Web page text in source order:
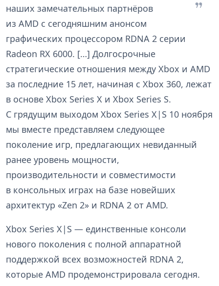
наших замечательных партнёров
из AMD с сегодняшним анонсом
графических процессором RDNA 2 серии
Radeon RX 6000. […] Долгосрочные
стратегические отношения между Xbox и AMD
за последние 15 лет, начиная с Xbox 360, лежат
в основе Xbox Series X и Xbox Series S.
С грядущим выходом Xbox Series X|S 10 ноября
мы вместе представляем следующее
поколение игр, предлагающих невиданный
ранее уровень мощности,
производительности и совместимости
в консольных играх на базе новейших
архитектур «Zen 2» и RDNA 2 от AMD.
Xbox Series X|S — единственные консоли
нового поколения с полной аппаратной
поддержкой всех возможностей RDNA 2,
которые AMD продемонстрировала сегодня.